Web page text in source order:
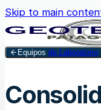
Skip to main
Equipos de Laboratorio